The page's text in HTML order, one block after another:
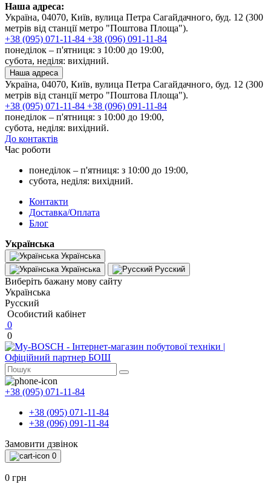
Наша адреса:
Україна, 04070, Київ, вулица Петра Сагайдачного, буд. 12 (300
метрів від станції метро "Поштова Площа").
+38 (095) 071-11-84 +38 (096) 091-11-84
понеділок – п'ятниця: з 10:00 до 19:00,
субота, неділя: вихідний.
Наша адреса
Україна, 04070, Київ, вулица Петра Сагайдачного, буд. 12 (300
метрів від станції метро "Поштова Площа").
+38 (095) 071-11-84 +38 (096) 091-11-84
понеділок – п'ятниця: з 10:00 до 19:00,
субота, неділя: вихідний.
До контактів
Час роботи
понеділок – п'ятниця: з 10:00 до 19:00,
субота, неділя: вихідний.
Контакти
Доставка/Оплата
Блог
Українська
Українська
Українська
Русский
Виберіть бажану мову сайту
Українська
Русский
Особистий кабінет
0
0
+38 (095) 071-11-84
+38 (095) 071-11-84
+38 (096) 091-11-84
Замовити дзвінок
0
0 грн